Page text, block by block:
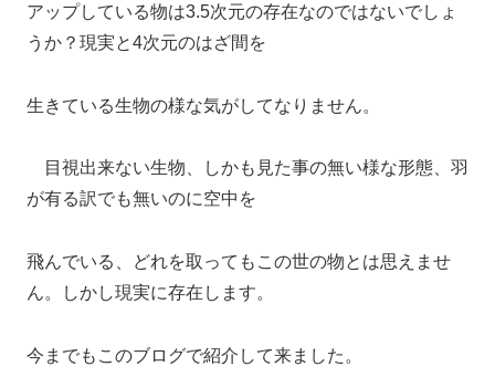
アップしている物は3.5次元の存在なのではないでしょ
うか？現実と4次元のはざ間を
生きている生物の様な気がしてなりません。
目視出来ない生物、しかも見た事の無い様な形態、羽
が有る訳でも無いのに空中を
飛んでいる、どれを取ってもこの世の物とは思えませ
ん。しかし現実に存在します。
今までもこのブログで紹介して来ました。